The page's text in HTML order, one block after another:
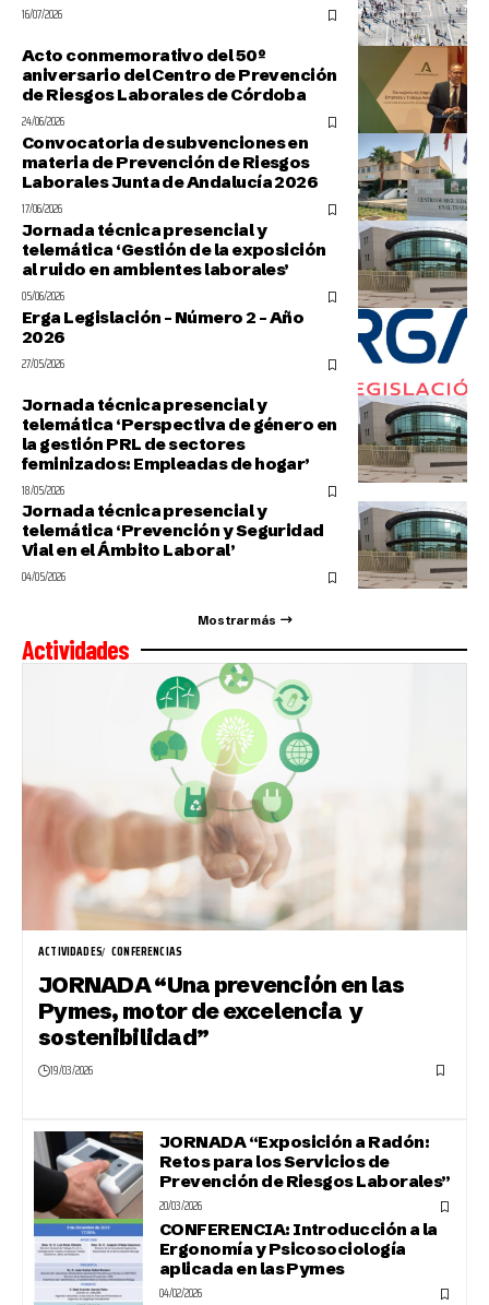
16/07/2026
Acto conmemorativo del 50º
aniversario del Centro de Prevención
de Riesgos Laborales de Córdoba
24/06/2026
Convocatoria de subvenciones en
materia de Prevención de Riesgos
Laborales Junta de Andalucía 2026
17/06/2026
Jornada técnica presencial y
telemática ‘Gestión de la exposición
al ruido en ambientes laborales’
05/06/2026
Erga Legislación – Número 2 – Año
2026
27/05/2026
Jornada técnica presencial y
telemática ‘Perspectiva de género en
la gestión PRL de sectores
feminizados: Empleadas de hogar’
18/05/2026
Jornada técnica presencial y
telemática ‘Prevención y Seguridad
Vial en el Ámbito Laboral’
04/05/2026
Mostrar más
Actividades
ACTIVIDADES CONFERENCIAS
JORNADA “Una prevención en las
Pymes, motor de excelencia y
sostenibilidad”
19/03/2026
JORNADA “Exposición a Radón:
Retos para los Servicios de
Prevención de Riesgos Laborales”
20/03/2026
CONFERENCIA: Introducción a la
Ergonomía y Psicosociología
aplicada en las Pymes
04/02/2026